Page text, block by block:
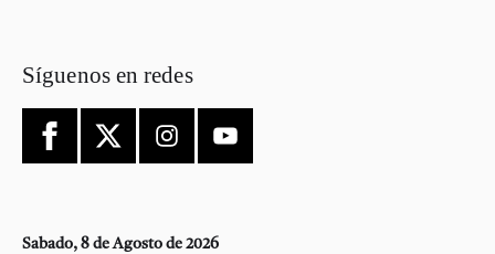
Síguenos en redes
Sabado, 8 de Agosto de 2026